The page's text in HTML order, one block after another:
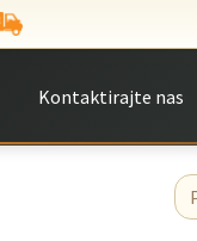
Kontaktirajte nas